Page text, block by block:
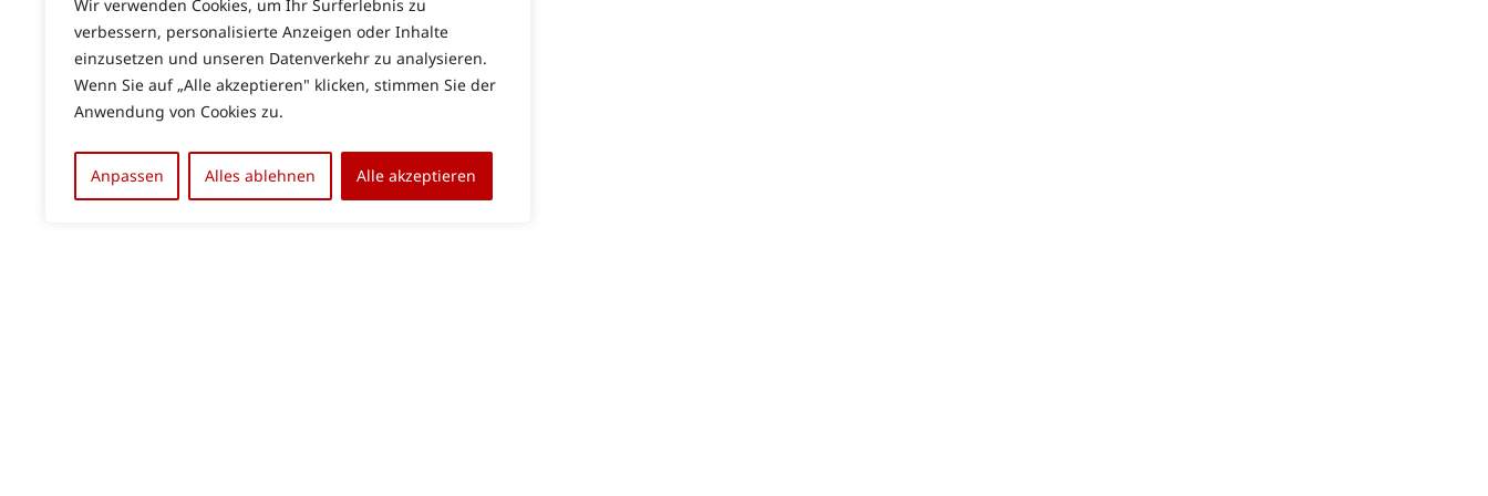
Wir verwenden Cookies, um Ihr Surferlebnis zu
verbessern, personalisierte Anzeigen oder Inhalte
einzusetzen und unseren Datenverkehr zu analysieren.
Wenn Sie auf „Alle akzeptieren" klicken, stimmen Sie der
Anwendung von Cookies zu.
Anpassen Alles ablehnen Alle akzeptieren